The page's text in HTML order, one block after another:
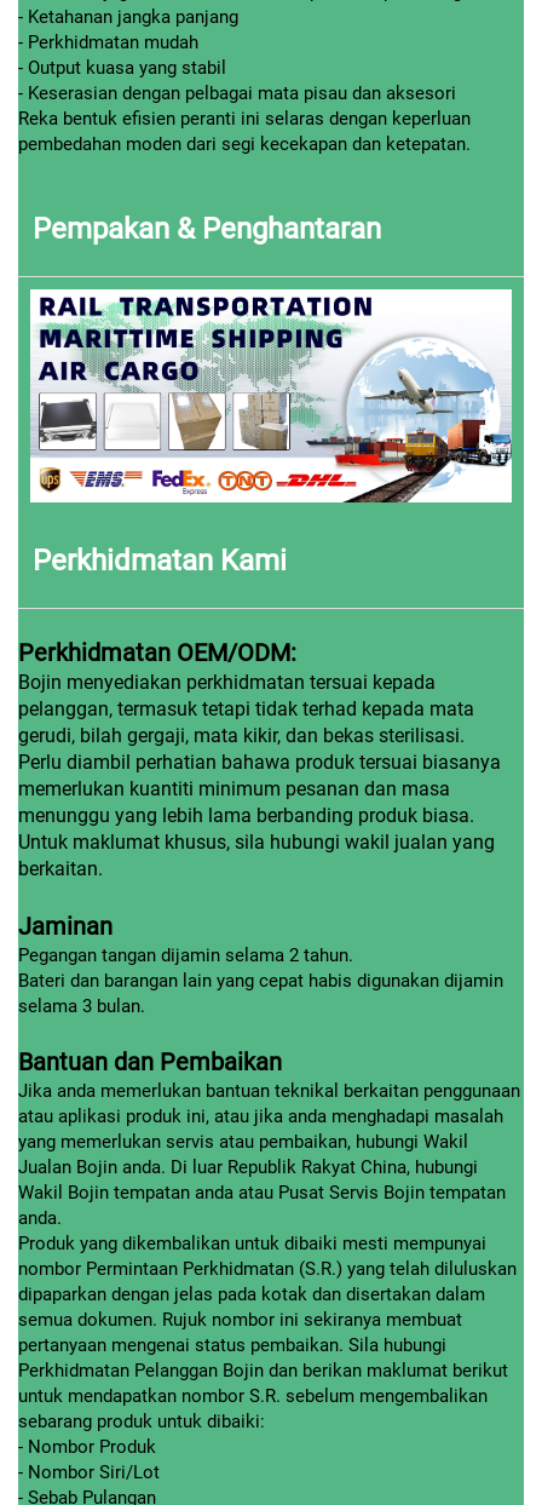
- Ketahanan jangka panjang
- Perkhidmatan mudah
- Output kuasa yang stabil
- Keserasian dengan pelbagai mata pisau dan aksesori
Reka bentuk efisien peranti ini selaras dengan keperluan
pembedahan moden dari segi kecekapan dan ketepatan.
Pempakan & Penghantaran
Perkhidmatan Kami
Perkhidmatan OEM/ODM:
Bojin menyediakan perkhidmatan tersuai kepada
pelanggan, termasuk tetapi tidak terhad kepada mata
gerudi, bilah gergaji, mata kikir, dan bekas sterilisasi.
Perlu diambil perhatian bahawa produk tersuai biasanya
memerlukan kuantiti minimum pesanan dan masa
menunggu yang lebih lama berbanding produk biasa.
Untuk maklumat khusus, sila hubungi wakil jualan yang
berkaitan.
Jaminan
Pegangan tangan dijamin selama 2 tahun.
Bateri dan barangan lain yang cepat habis digunakan dijamin
selama 3 bulan.
Bantuan dan Pembaikan
Jika anda memerlukan bantuan teknikal berkaitan penggunaan
atau aplikasi produk ini, atau jika anda menghadapi masalah
yang memerlukan servis atau pembaikan, hubungi Wakil
Jualan Bojin anda. Di luar Republik Rakyat China, hubungi
Wakil Bojin tempatan anda atau Pusat Servis Bojin tempatan
anda.
Produk yang dikembalikan untuk dibaiki mesti mempunyai
nombor Permintaan Perkhidmatan (S.R.) yang telah diluluskan
dipaparkan dengan jelas pada kotak dan disertakan dalam
semua dokumen. Rujuk nombor ini sekiranya membuat
pertanyaan mengenai status pembaikan. Sila hubungi
Perkhidmatan Pelanggan Bojin dan berikan maklumat berikut
untuk mendapatkan nombor S.R. sebelum mengembalikan
sebarang produk untuk dibaiki:
- Nombor Produk
- Nombor Siri/Lot
- Sebab Pulangan